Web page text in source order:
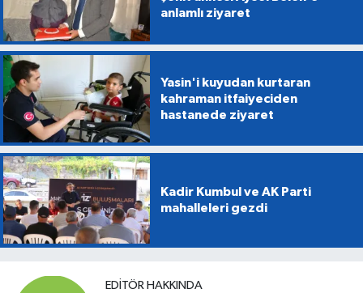
anlamlı ziyaret
Yasin'i kuyudan kurtaran
kahraman itfaiyeciden
hastanede ziyaret
Kadir Kumbul ve AK Parti
mahalleleri gezdi
EDITÖR HAKKINDA